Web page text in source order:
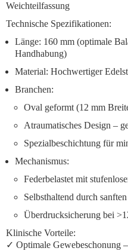
Weichteilfassung
Technische Spezifikationen:
Länge: 160 mm (optimale
Handhabung)
Material: Hochwertiger
Branchen:
Oval geformt (12 mm
Atraumatisches Design –
Spezialbeschichtung für
Mechanismus:
Federbelastet mit
Selbsthaltend durch
Überdrucksicherung bei
Klinische Vorteile:
✓ Optimale Gewebeschonung